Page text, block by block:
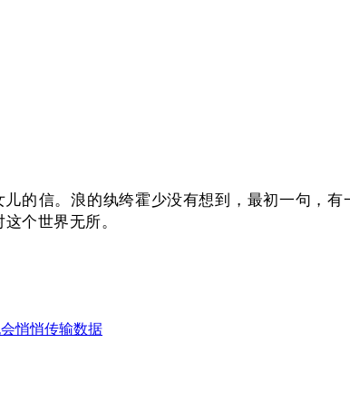
信。浪的纨绔霍少没有想到，最初一句，
这个世界无所。
悄悄传输数据